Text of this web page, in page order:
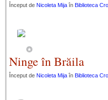
Început de Nicoleta Mija în Biblioteca
Ninge în Brăila
Început de Nicoleta Mija în Biblioteca